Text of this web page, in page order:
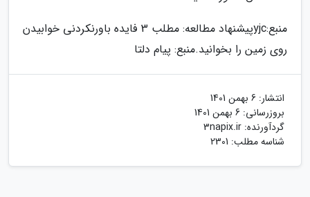
منبع:yjcپیشنهاد مطالعه: مطلب 3 فایده باورنکردنی خوابیدن
روی زمین را بخوانید.منبع: پیام دلتا
انتشار: 6 بهمن 1401
بروزرسانی: 6 بهمن 1401
گردآورنده: 3napix.ir
شناسه مطلب: 2301